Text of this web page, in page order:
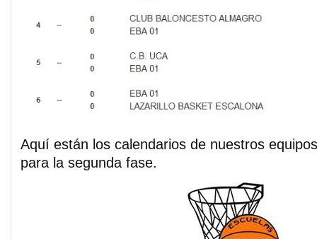
Aquí están los calendarios de nuestros
para la segunda fase.